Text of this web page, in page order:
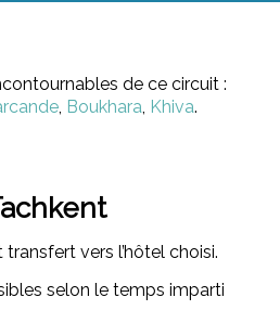
de ce circuit :
Boukhara Khiva.
vers l’hôtel choisi.
selon le temps imparti